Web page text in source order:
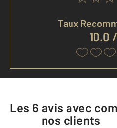
Taux
10.0
Les 6 avis avec
nos clients